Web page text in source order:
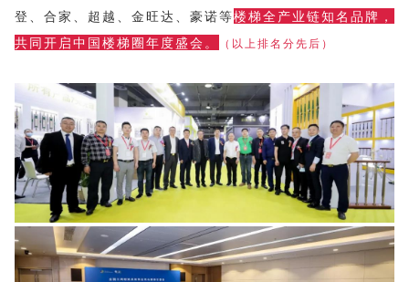
登、合家、超越、金旺达、豪诺等楼梯全产业链知名品牌，
共同开启中国楼梯圈年度盛会。
（以上排名分先后）